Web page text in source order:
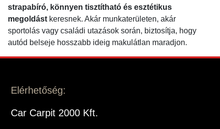
strapabíró, könnyen tisztítható és esztétikus
megoldást keresnek. Akár munkaterületen, akár
sportolás vagy családi utazások során, biztosítja, hogy
autód belseje hosszabb ideig makulátlan maradjon.
Elérhetőség:
Car Carpit 2000 Kft.